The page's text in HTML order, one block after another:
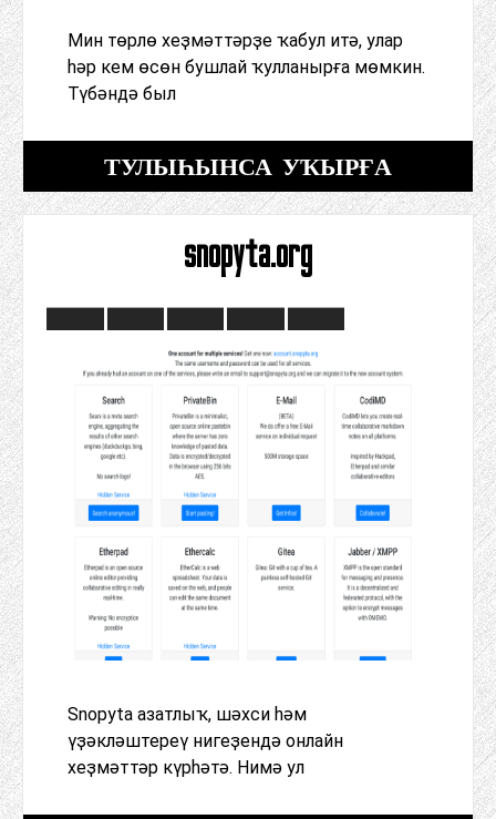
Мин төрлө хеҙмәттәрҙе ҡабул итә, улар
һәр кем өсөн бушлай ҡулланырға мөмкин.
Түбәндә был
ТУЛЫҺЫНСА УҠЫРҒА
snopyta.org
Snopyta азатлыҡ, шәхси һәм
үҙәкләштереү нигеҙендә онлайн
хеҙмәттәр күрһәтә. Нимә ул